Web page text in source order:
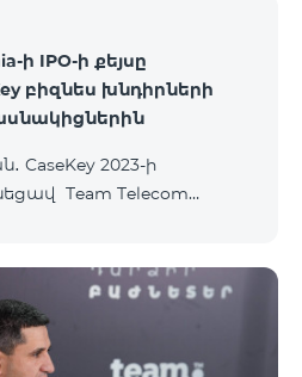
ի IPO-ի քեյսը
բիզնես խնդիրների
CaseKey 2023-ի
Team Telecom
շուրջ 200
առաջնային
բոլոր
տրամադրվեց